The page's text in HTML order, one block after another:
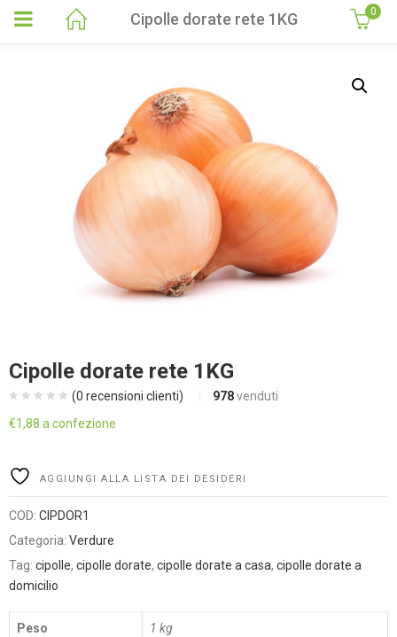
Cipolle dorate rete 1KG 0
Cipolle dorate rete 1KG
(0 recensioni clienti) 978 venduti
€1,88 a confezione
Alternative:
AGGIUNGI ALLA LISTA DEI DESIDERI
COD: CIPDOR1
Categoria: Verdure
Tag: cipolle, cipolle dorate, cipolle dorate a casa, cipolle dorate a
domicilio
Peso 1 kg